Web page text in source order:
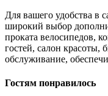
Для вашего удобства в
широкий выбор
проката велосипедов,
гостей, салон красоты,
обслуживание,
Гостям понравилось